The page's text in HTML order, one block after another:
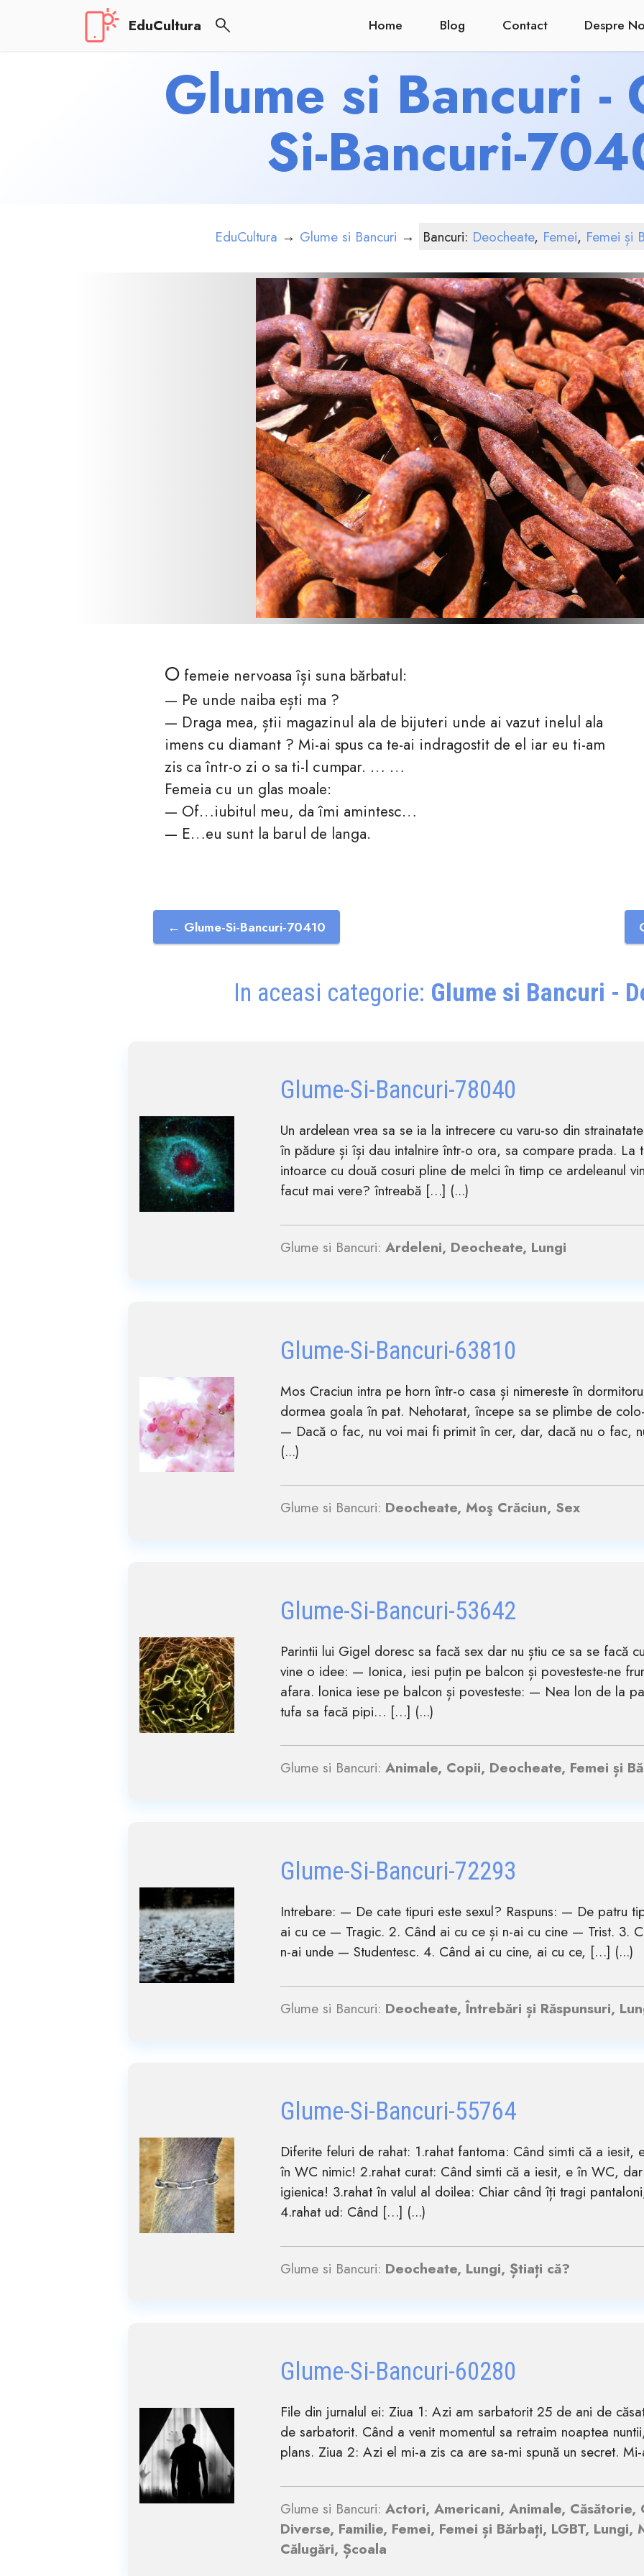
EduCultura Home Blog Contact Despre
Glume si Bancuri -
Si-Bancuri-
EduCultura → Glume si Bancuri → Bancuri: Deocheate, Femei, Femei și
O femeie nervoasa își suna bărbatul:
— Pe unde naiba ești ma ?
— Draga mea, știi magazinul ala de bijuteri unde ai vazut inelul ala
imens cu diamant ? Mi-ai spus ca te-ai indragostit de el iar eu ti-am
zis ca într-o zi o sa ti-l cumpar. … …
Femeia cu un glas moale:
— Of…iubitul meu, da îmi amintesc…
— E…eu sunt la barul de langa.
← Glume-Si-Bancuri-70410
In aceasi categorie: Glume si Bancuri -
Glume-Si-Bancuri-78040
Un ardelean vrea sa se ia la intrecere cu varu-so din
în pădure și își dau intalnire într-o ora, sa compare prada. La
intoarce cu două cosuri pline de melci în timp ce ardeleanul
facut mai vere? întreabă […] (...)
Glume si Bancuri:Ardeleni, Deocheate, Lungi
Glume-Si-Bancuri-63810
Mos Craciun intra pe horn într-o casa și nimereste în
dormea goala în pat. Nehotarat, începe sa se plimbe de
— Dacă o fac, nu voi mai fi primit în cer, dar, dacă nu o fac,
(...)
Glume si Bancuri: Deocheate, Moş Crăciun, Sex
Glume-Si-Bancuri-53642
Parintii lui Gigel doresc sa facă sex dar nu știu ce sa se facă
vine o idee: — Ionica, iesi puțin pe balcon și povesteste-ne
afara. lonica iese pe balcon și povesteste: — Nea lon de la
tufa sa facă pipi… […] (...)
Glume si Bancuri:Animale, Copii, Deocheate, Femei și
Glume-Si-Bancuri-72293
Intrebare: — De cate tipuri este sexul? Raspuns: — De patru
ai cu ce — Tragic. 2. Când ai cu ce și n-ai cu cine — Trist. 3.
n-ai unde — Studentesc. 4. Când ai cu cine, ai cu ce, […] (...)
Glume si Bancuri: Deocheate, Întrebări și Răspunsuri,
Glume-Si-Bancuri-55764
Diferite feluri de rahat: 1.rahat fantoma: Când simti că a iesit,
în WC nimic! 2.rahat curat: Când simti că a iesit, e în WC,
igienica! 3.rahat în valul al doilea: Chiar când îți tragi
4.rahat ud: Când […] (...)
Glume si Bancuri: Deocheate, Lungi, Știați că?
Glume-Si-Bancuri-60280
File din jurnalul ei: Ziua 1: Azi am sarbatorit 25 de ani de
de sarbatorit. Când a venit momentul sa retraim noaptea
plans. Ziua 2: Azi el mi-a zis ca are sa-mi spună un secret.
Glume si Bancuri:Actori, Americani, Animale, Căsătorie,
Diverse, Familie, Femei, Femei și Bărbați, LGBT, Lungi,
Călugări, Școala